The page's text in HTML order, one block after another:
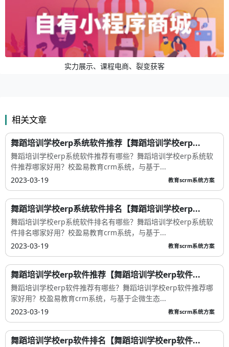
实力展示、课程电商、裂变获客
相关文章
舞蹈培训学校erp系统软件推荐【舞蹈培训学校erp...
舞蹈培训学校erp系统软件推荐有哪些？舞蹈培训学校erp系统软
件推荐哪家好用？校盈易教育crm系统，与基于...
2023-03-19
教育scrm系统方案
舞蹈培训学校erp系统软件排名【舞蹈培训学校erp...
舞蹈培训学校erp系统软件排名有哪些？舞蹈培训学校erp系统软
件排名哪家好用？校盈易教育crm系统，与基于...
2023-03-19
教育scrm系统方案
舞蹈培训学校erp软件推荐【舞蹈培训学校erp软件...
舞蹈培训学校erp软件推荐有哪些？舞蹈培训学校erp软件推荐哪
家好用？校盈易教育crm系统，与基于企微生态...
2023-03-19
教育scrm系统方案
舞蹈培训学校erp软件排名【舞蹈培训学校erp软件...